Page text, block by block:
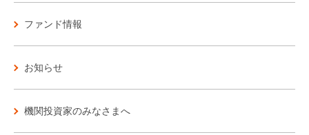
ファンド情報
お知らせ
機関投資家のみなさまへ